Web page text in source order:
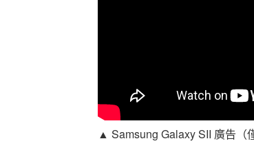
▲ Samsung Galaxy SII 廣告（